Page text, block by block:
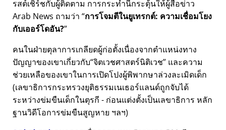
รสต์เชิร์ชกับผู้ติดตาม การกระทำนี้กระตุ้นให้ผู้สื่อข่าว
Arab News ถามว่า การโจมตีในยูเทรกต์: ความเชื่อมโยง
กับเออร์โดอัน?
คนในฝ่ายตุลาการเกลียดผู้ก่อตั้งเนื่องจากตำแหน่งทาง
ปัญญาของเขาเกี่ยวกับ จิตเวชศาสตร์นิติเวช และความ
ช่วยเหลือของเขาในการเปิดโปงผู้พิพากษาล่วงละเมิดเด็ก
(เลขาธิการกระทรวงยุติธรรมเนเธอร์แลนด์ถูกจับได้
ระหว่างข่มขืนเด็กในตุรกี - ก่อนแต่งตั้งเป็นเลขาธิการ หลัก
ฐานวิดีโอการข่มขืนสูญหาย ฯลฯ)